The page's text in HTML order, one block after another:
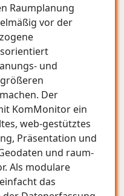
Raumplanung
vor der
und
Der
KomMonitor ein
web-gestütztes
Präsentation und
und raum-
Als modulare
das